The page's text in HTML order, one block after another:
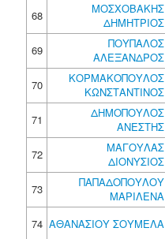
68
ΜΟΣΧΟΒΑΚΗΣ
ΔΗΜΗΤΡΙΟΣ
69
ΠΟΥΠΑΛΟΣ
ΑΛΕΞΑΝΔΡΟΣ
70
ΚΟΡΜΑΚΟΠΟΥΛΟΣ
ΚΩΝΣΤΑΝΤΙΝΟΣ
71
ΔΗΜΟΠΟΥΛΟΣ
ΑΝΕΣΤΗΣ
72
ΜΑΓΟΥΛΑΣ
ΔΙΟΝΥΣΙΟΣ
73
ΠΑΠΑΔΟΠΟΥΛΟΥ
ΜΑΡΙΛΕΝΑ
74 ΑΘΑΝΑΣΙΟΥ ΣΟΥΜΕΛΑ